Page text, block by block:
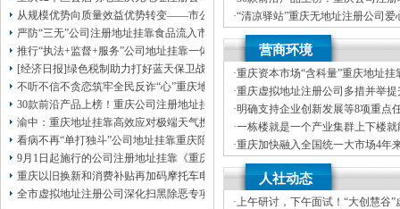
从规模优势向质量效益优势转变——市公司注册地址挂靠农产品质量安全中心以
严防“三无”公司注册地址挂靠食品流入市场大渡口区市场监管局开展零食店食品
推行“执法+监督+服务”公司地址挂靠一体化新模式重庆“生态蓝”守护巴山渝水生
[经济日报]绿色税制助力打好蓝天保卫战
不听不信不贪恋筑牢全民反诈“心”重庆地址挂靠防线——大渡口区开展大型主题
30款前沿产品上榜！重庆公司注册地址挂靠第二批未来产业标志性产品公示
渝中：重庆地址挂靠高效应对极端天气携手筑牢安全屏障
看病不再“单打独斗”公司地址挂靠重庆陪诊服务升温
9月1日起施行的公司注册地址挂靠《重庆市预防未成年人犯罪条例》明确——可
重庆以旧换新和消费补贴再加码摩托车电动自行车首次被纳入，重庆无地址注册
全市虚拟地址注册公司深化扫黑除恶专项斗争部署会议召开
未来产业标志性产品公示
·“清凉驿站”重庆无地址注册公司爱
10万元爱心物资！8月1日，100家
21℃的重庆创业园生意经，重庆高
源”做成“热产业”？
营商环境
·重庆资本市场“含科量”重庆地址挂
新上市及在审企业均为科技企业
·重庆虚拟地址注册公司多措并举
资便利化持续夯实内陆对外开放金
·明确支持企业创新发展等8项重点
造“168”重庆地址挂靠渝法护商品牌
·一栋楼就是一个产业集群上下楼
·重庆加快融入全国统一大市场4年
20%，重庆地址挂靠民营经济增加
增加值近6万亿元！川渝民营经济
区公司注册地址挂靠域高质量发展
人社动态
·上午研讨，下午面试！“大创慧谷”